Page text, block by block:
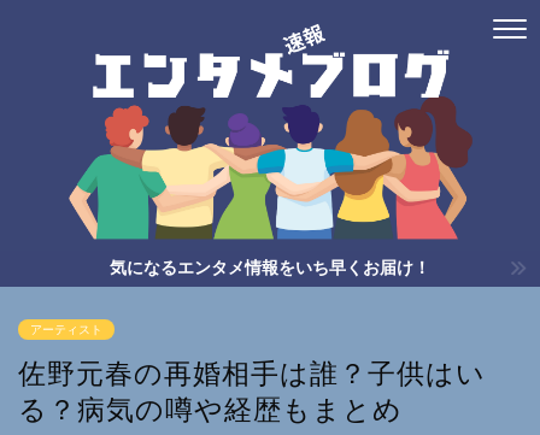
気になるエンタメ情報をいち早くお届け！
アーティスト
佐野元春の再婚相手は誰？子供はい
る？病気の噂や経歴もまとめ